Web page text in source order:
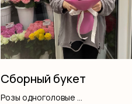
Сборный букет
Розы одноголовые